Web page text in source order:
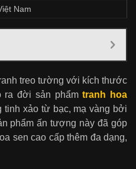
Nam
treo tường với kích thước
ra đời sản phẩmtranh hoa
tinh xảo từ bạc, mạ vàng bởi
phẩm ấn tượng này đã góp
sen cao cấp thêm đa dạng,